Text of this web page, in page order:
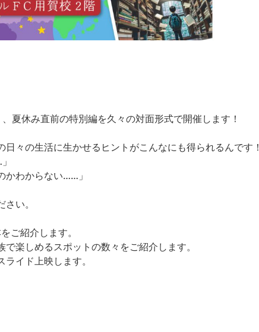
夏休み直前の特別編を久々の対面形式で開催します！
々の生活に生かせるヒントがこんなにも得られるんです！
かわからない……」
い。
ご紹介します。
楽しめるスポットの数々をご紹介します。
イド上映します。